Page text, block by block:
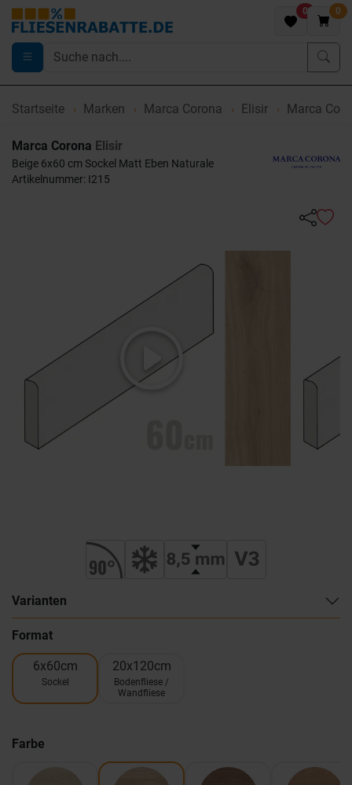
0 0
Startseite Marken Marca Corona Elisir Marca
Marca Corona Elisir
Beige 6x60 cm Sockel Matt Eben Naturale
Artikelnummer: I215
Varianten
Format
6x60cm
Sockel
20x120cm
Bodenfliese /
Wandfliese
Farbe